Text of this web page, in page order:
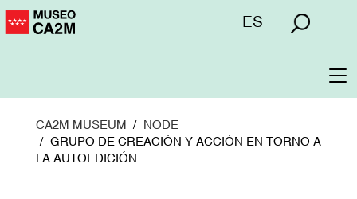
Skip
to
Menú
ES
CA2M MUSEUM
NODE
GRUPO DE CREACIÓN Y ACCIÓN EN TORNO A
LA AUTOEDICIÓN